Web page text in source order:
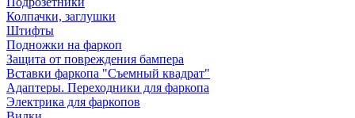
Колпачки, заглушки
Штифты
Подножки на фаркоп
Защита от повреждения бампера
Вставки фаркопа "Съемный квадрат"
Адаптеры. Переходники для фаркопа
Электрика для фаркопов